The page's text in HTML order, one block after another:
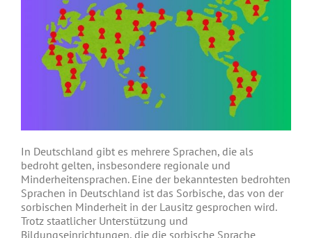
In Deutschland gibt es mehrere Sprachen, die als
bedroht gelten, insbesondere regionale und
Minderheitensprachen. Eine der bekanntesten bedrohten
Sprachen in Deutschland ist das Sorbische, das von der
sorbischen Minderheit in der Lausitz gesprochen wird.
Trotz staatlicher Unterstützung und
Bildungseinrichtungen, die die sorbische Sprache